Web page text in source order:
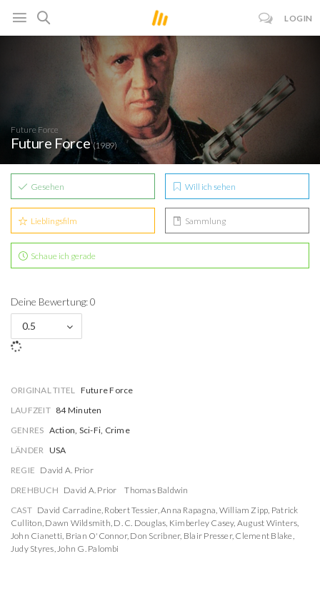
LOGIN
Future Force
Future Force(1989)
Gesehen Will ich sehen
Lieblingsfilm Sammlung
Schaue ich gerade
Deine Bewertung: 0
0.5
ORIGINAL TITEL Future Force
LAUFZEIT 84 Minuten
GENRES Action, Sci-Fi, Crime
LÄNDER USA
REGIE David A. Prior
DREHBUCH David A. Prior
Thomas Baldwin
CAST David Carradine, Robert Tessier,Anna Rapagna, William Zipp, Patrick
Culliton, Dawn Wildsmith, D. C. Douglas, Kimberley Casey, August Winters,
John Cianetti, Brian O'Connor, Don Scribner, Blair Presser, Clement Blake,
Judy Styres,John G. Palombi